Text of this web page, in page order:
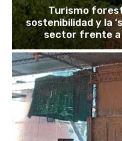
Turismo
sostenibilidad y la
sector frente a